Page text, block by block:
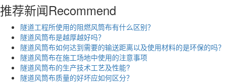
推荐新闻Recommend
隧道工程所使用的阻燃风筒布有什么区别？
隧道风筒布是越厚越好吗？
隧道风筒布如何达到需要的输送距离以及使用材料的是环保的吗？
隧道风筒布在施工场地中使用的注意事项
隧道风筒布的生产技术工艺及性能?
隧道风筒布质量的好坏应如何区分？